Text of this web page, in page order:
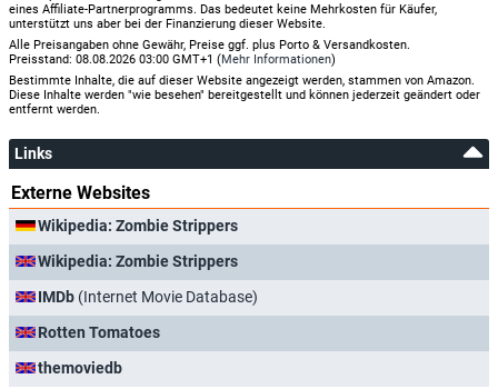
eines Affiliate-Partnerprogramms. Das bedeutet keine Mehrkosten für Käufer,
unterstützt uns aber bei der Finanzierung dieser Website.
Alle Preisangaben ohne Gewähr, Preise ggf. plus Porto & Versandkosten.
Preisstand: 08.08.2026 03:00 GMT+1 (Mehr Informationen)
Bestimmte Inhalte, die auf dieser Website angezeigt werden, stammen von Amazon.
Diese Inhalte werden "wie besehen" bereitgestellt und können jederzeit geändert oder
entfernt werden.
Links
Externe Websites
Wikipedia: Zombie Strippers
Wikipedia: Zombie Strippers
IMDb (Internet Movie Database)
Rotten Tomatoes
themoviedb